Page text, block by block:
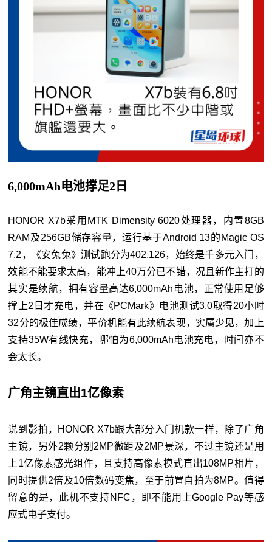
6,000mAh电池撑足2日
HONOR X7b采用MTK Dimensity 6020处理器，内置8GB
RAM及256GB储存容量，运行基于Android 13的Magic OS
7.2，《安兔兔》测试跑分为402,126，始终是千多元入门，
效能不能要求太高，能冲上40万分已不错，况且新作主打的
其实是续航，拥有容量高达6,000mAh电池，正常使用足够
撑上2日才充电，并在《PCMark》电池测试3.0取得20小时
32分的极佳成绩，平价机能有此续航表现，实属少见，加上
支持35W有线快充，哪怕为6,000mAh电池充电，时间亦不
会太长。
广角主镜直出1亿像素
说到影拍，HONOR X7b跟大部分入门机款一样，除了广角
主镜，另外2颗分别2MP微距及2MP景深，不过主镜还是用
上1亿像素感光组件，且支持高像素模式直出108MP相片，
同时提供2倍及10倍数码变焦，至于前置自拍为8MP。值得
留意的是，此机不支持NFC，即不能用上Google Pay等感
应式电子支付。